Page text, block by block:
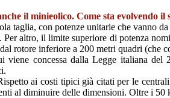
il minieolico. Come sta evolvendo il
taglia, con potenze unitarie che vanno
altro, il limite superiore di potenza
rotore inferiore a 200 metri quadri (che
concessa dalla Legge italiana
ai costi tipici già citati per le
al diminuire delle dimensioni. Oltre i